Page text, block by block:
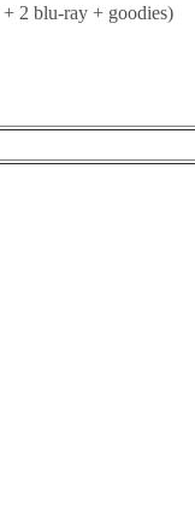
2 blu-ray + goodies)